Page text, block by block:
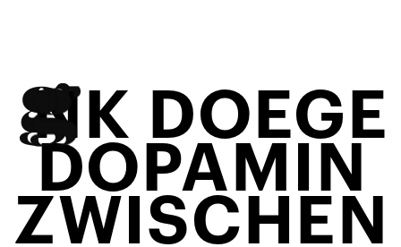
NK DOEGE
DOPAMIN
ZWISCHEN